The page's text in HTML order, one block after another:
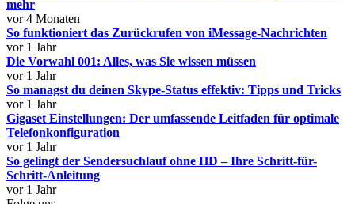
mehr
vor 4 Monaten
So funktioniert das Zurückrufen von iMessage-Nachrichten
vor 1 Jahr
Die Vorwahl 001: Alles, was Sie wissen müssen
vor 1 Jahr
So managst du deinen Skype-Status effektiv: Tipps und Tricks
vor 1 Jahr
Gigaset Einstellungen: Der umfassende Leitfaden für optimale
Telefonkonfiguration
vor 1 Jahr
So gelingt der Sendersuchlauf ohne HD – Ihre Schritt-für-
Schritt-Anleitung
vor 1 Jahr